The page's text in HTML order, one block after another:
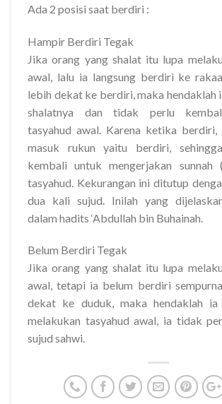
Ada 2 posisi saat berdiri :
Hampir Berdiri Tegak
Jika orang yang shalat itu lupa
awal, lalu ia langsung berdiri ke
lebih dekat ke berdiri, maka hendaklah
shalatnya dan tidak perlu
tasyahud awal. Karena ketika berdiri,
masuk rukun yaitu berdiri,
kembali untuk mengerjakan sunnah
tasyahud. Kekurangan ini ditutup
dua kali sujud. Inilah yang
dalam hadits ‘Abdullah bin Buhainah.
Belum Berdiri Tegak
Jika orang yang shalat itu lupa
awal, tetapi ia belum berdiri
dekat ke duduk, maka hendaklah
melakukan tasyahud awal, ia tidak
sujud sahwi.